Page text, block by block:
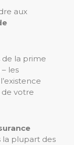
aux
de la prime
les
de votre
la plupart des